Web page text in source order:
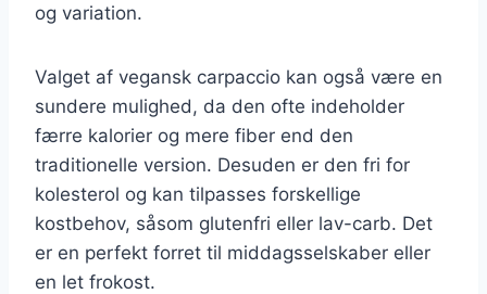
og variation.
Valget af vegansk carpaccio kan også være en
sundere mulighed, da den ofte indeholder
færre kalorier og mere fiber end den
traditionelle version. Desuden er den fri for
kolesterol og kan tilpasses forskellige
kostbehov, såsom glutenfri eller lav-carb. Det
er en perfekt forret til middagsselskaber eller
en let frokost.